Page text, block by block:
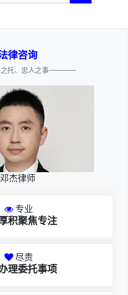
律咨询
托、忠人之事————
邓杰律师
专业
积聚焦专注
尽责
理委托事项